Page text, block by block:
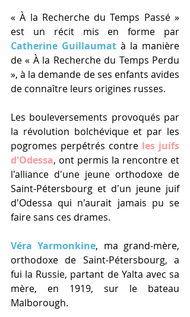
« À la Recherche du Temps Passé »
Catherine Guillaumat à la manière
de « À la Recherche du Temps Perdu
», à la demande de ses enfants avides
de connaître leurs origines russes.
Les bouleversements provoqués par
la révolution bolchévique et par les
pogromes perpétrés contre les juifs
d'Odessa, ont permis la rencontre et
l'alliance d'une jeune orthodoxe de
Saint-Pétersbourg et d'un jeune juif
d'Odessa qui n'aurait jamais pu se
faire sans ces drames.
Véra Yarmonkine, ma grand-mère,
orthodoxe de Saint-Pétersbourg, a
fui la Russie, partant de Yalta avec sa
mère, en 1919, sur le bateau
Malborough.